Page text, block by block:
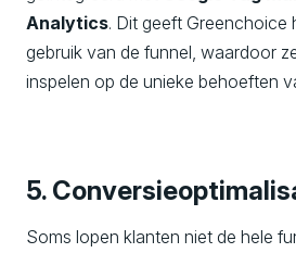
Analytics. Dit geeft Greenchoice
gebruik van de funnel, waardoor
inspelen op de unieke behoeften
5.
Soms lopen klanten niet de hele